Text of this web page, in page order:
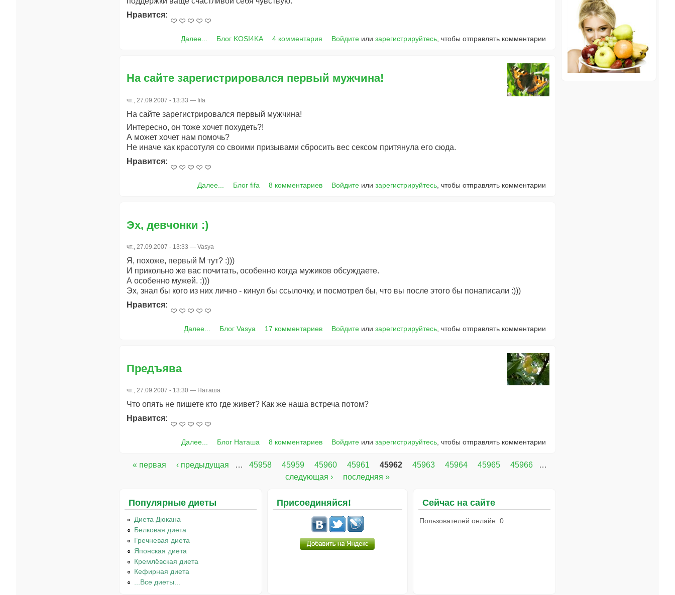
Нравится:
Далее... Блог KOSI4KA 4 комментария Войдите илизарегистрируйтесь , чтобы отправлять комментарии
На сайте зарегистрировался первый мужчина!
чт., 27.09.2007 - 13:33 — fifa
На сайте зарегистрировался первый мужчина!
Интересно, он тоже хочет похудеть?!
А может хочет нам помочь?
Не иначе как красотуля со своими призывами сбросить вес сексом притянула его сюда.
Нравится:
Далее... Блог fifa 8 комментариев Войдите илизарегистрируйтесь , чтобы отправлять комментарии
Эх, девчонки :)
чт., 27.09.2007 - 13:33 — Vasya
Я, похоже, первый М тут? :)))
И прикольно же вас почитать, особенно когда мужиков обсуждаете.
А особенно мужей. :)))
Эх, знал бы кого из них лично - кинул бы ссылочку, и посмотрел бы, что вы после этого бы понаписали :)))
Нравится:
Далее... Блог Vasya 17 комментариев Войдите илизарегистрируйтесь , чтобы отправлять комментарии
Предъява
чт., 27.09.2007 - 13:30 — Наташа
Что опять не пишете кто где живет? Как же наша встреча потом?
Нравится:
Далее... Блог Наташа 8 комментариев Войдите илизарегистрируйтесь, чтобы отправлять комментарии
« первая ‹ предыдущая … 45958 45959 45960 45961 45962 45963 45964 45965 45966
…
следующая ›
последняя »
Популярные диеты
Диета Дюкана
Белковая диета
Гречневая диета
Японская диета
Кремлёвская диета
Кефирная диета
...Все диеты...
Присоединяйся! Сейчас на сайте
Пользователей онлайн: 0.